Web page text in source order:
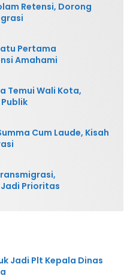
Retensi, Dorong
Pertama
Amahami
Temui Wali Kota,
Cum Laude, Kisah
Prioritas
Jadi Plt Kepala Dinas